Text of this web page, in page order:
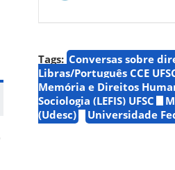
Tags: Conversas sobre
Libras/Português CCE
Memória e Direitos
Sociologia (LEFIS) UFSC
(Udesc)
Universidade